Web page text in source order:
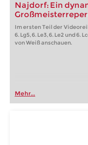
Najdorf: Ein
Im ersten Teil der
6. Lg5, 6. Le3, 6. Le2 und 6.
von Weiß anschauen.
Mehr...